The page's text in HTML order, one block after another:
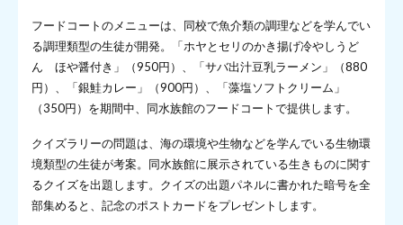
フードコートのメニューは、同校で魚介類の調理などを学んでい
る調理類型の生徒が開発。「ホヤとセリのかき揚げ冷やしうど
ん ほや醤付き」（950円）、「サバ出汁豆乳ラーメン」（880
円）、「銀鮭カレー」（900円）、「藻塩ソフトクリーム」
（350円）を期間中、同水族館のフードコートで提供します。
クイズラリーの問題は、海の環境や生物などを学んでいる生物環
境類型の生徒が考案。同水族館に展示されている生きものに関す
るクイズを出題します。クイズの出題パネルに書かれた暗号を全
部集めると、記念のポストカードをプレゼントします。